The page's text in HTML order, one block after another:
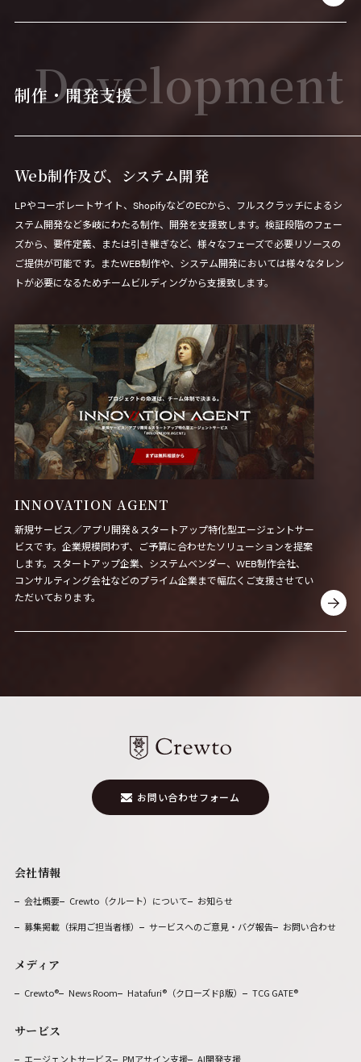
制作・開発支援
Development
Web制作及び、システム開発
LPやコーポレートサイト、ShopifyなどのECから、フルスクラッチによるシ
ステム開発など多岐にわたる制作、開発を支援致します。検証段階のフェー
ズから、要件定義、または引き継ぎなど、様々なフェーズで必要リソースの
ご提供が可能です。またWEB制作や、システム開発においては様々なタレン
トが必要になるためチームビルディングから支援致します。
INNOVATION AGENT
新規サービス／アプリ開発＆スタートアップ特化型エージェントサー
ビスです。企業規模問わず、ご予算に合わせたソリューションを提案
します。スタートアップ企業、システムベンダー、WEB制作会社、
コンサルティング会社などのプライム企業まで幅広くご支援させてい
ただいております。
お問い合わせフォーム
会社情報
会社概要 Crewto（クルート）について
お知らせ
募集掲載（採用ご担当者様）
サービスへのご意見・バグ報告 お問い合わせ
メディア
Crewto® News Room Hatafuri®（クローズドβ版） TCG GATE®
サービス
エージェントサービス PMアサイン支援 AI開発支援